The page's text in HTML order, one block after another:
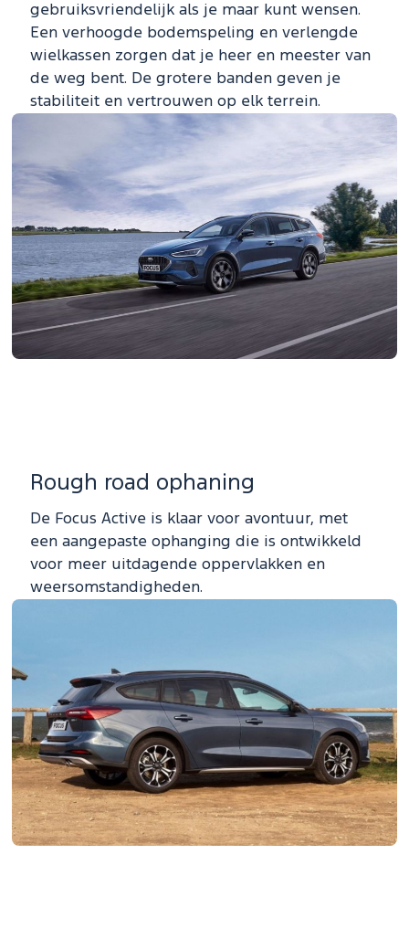
gebruiksvriendelijk als je maar kunt wensen.
Een verhoogde bodemspeling en verlengde
wielkassen zorgen dat je heer en meester van
de weg bent. De grotere banden geven je
stabiliteit en vertrouwen op elk terrein.
Rough road ophaning
De Focus Active is klaar voor avontuur, met
een aangepaste ophanging die is ontwikkeld
voor meer uitdagende oppervlakken en
weersomstandigheden.